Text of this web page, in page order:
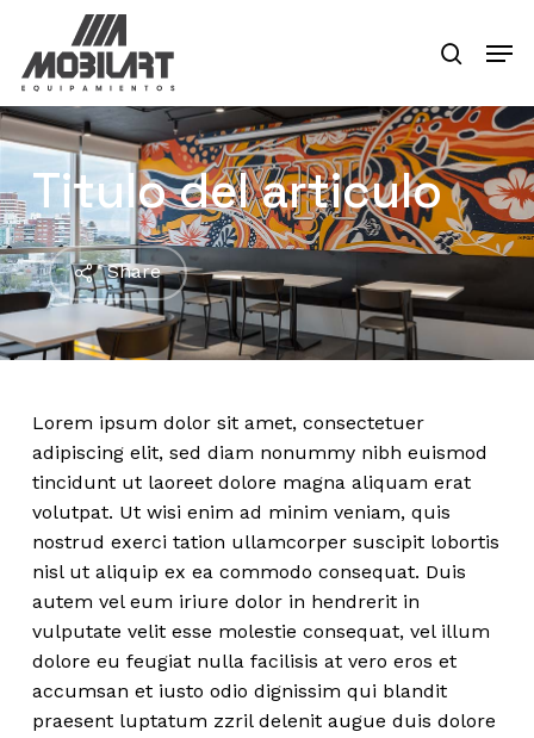
main
content
search
Titulo del articulo
Share
Lorem ipsum dolor sit amet, consectetuer
adipiscing elit, sed diam nonummy nibh euismod
tincidunt ut laoreet dolore magna aliquam erat
volutpat. Ut wisi enim ad minim veniam, quis
nostrud exerci tation ullamcorper suscipit lobortis
nisl ut aliquip ex ea commodo consequat. Duis
autem vel eum iriure dolor in hendrerit in
vulputate velit esse molestie consequat, vel illum
dolore eu feugiat nulla facilisis at vero eros et
accumsan et iusto odio dignissim qui blandit
praesent luptatum zzril delenit augue duis dolore
Menu